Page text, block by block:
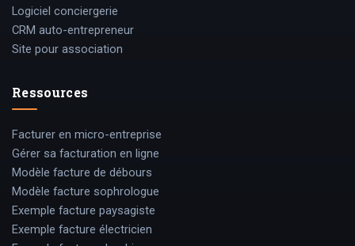
Logiciel conciergerie
CRM auto-entrepreneur
Site pour association
Ressources
Facturer en micro-entreprise
Gérer sa facturation en ligne
Modèle facture de débours
Modèle facture sophrologue
Exemple facture paysagiste
Exemple facture électricien